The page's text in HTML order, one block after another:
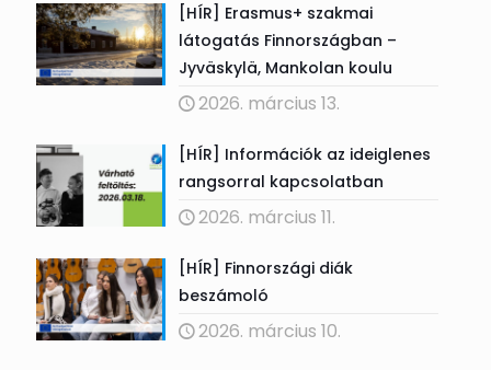
[HÍR] Erasmus+ szakmai
látogatás Finnországban –
Jyväskylä, Mankolan koulu
2026. március 13.
[HÍR] Információk az ideiglenes
rangsorral kapcsolatban
2026. március 11.
[HÍR] Finnországi diák
beszámoló
2026. március 10.